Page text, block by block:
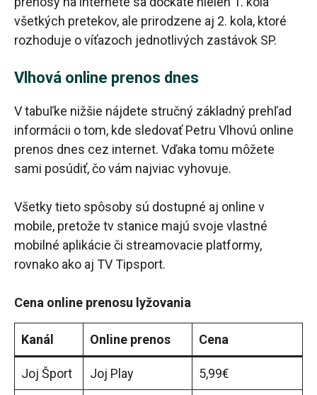
všetkých pretekov, ale prirodzene aj 2. kola, ktoré
rozhoduje o víťazoch jednotlivých zastávok SP.
Vlhová online prenos dnes
V tabuľke nižšie nájdete stručný základný prehľad
informácii o tom, kde sledovať Petru Vlhovú online
prenos dnes cez internet. Vďaka tomu môžete
sami posúdiť, čo vám najviac vyhovuje.
Všetky tieto spôsoby sú dostupné aj online v
mobile, pretože tv stanice majú svoje vlastné
mobilné aplikácie či streamovacie platformy,
rovnako ako aj TV Tipsport.
Cena online prenosu lyžovania
Kanál Online prenos Cena
Joj Šport Joj Play 5,99€